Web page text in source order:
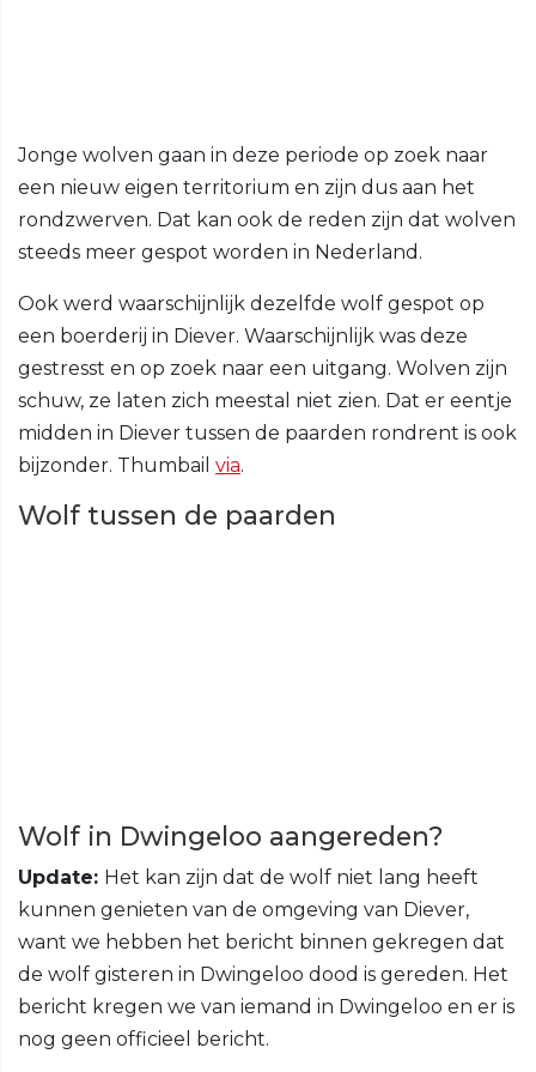
Jonge wolven gaan in deze periode op zoek naar
een nieuw eigen territorium en zijn dus aan het
rondzwerven. Dat kan ook de reden zijn dat wolven
steeds meer gespot worden in Nederland.
Ook werd waarschijnlijk dezelfde wolf gespot op
een boerderij in Diever. Waarschijnlijk was deze
gestresst en op zoek naar een uitgang. Wolven zijn
schuw, ze laten zich meestal niet zien. Dat er eentje
midden in Diever tussen de paarden rondrent is ook
bijzonder. Thumbail via.
Wolf tussen de paarden
Wolf in Dwingeloo aangereden?
Update: Het kan zijn dat de wolf niet lang heeft
kunnen genieten van de omgeving van Diever,
want we hebben het bericht binnen gekregen dat
de wolf gisteren in Dwingeloo dood is gereden. Het
bericht kregen we van iemand in Dwingeloo en er is
nog geen officieel bericht.